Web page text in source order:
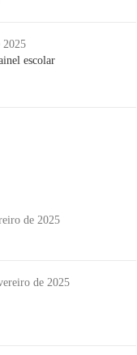
2025
escolar
de 2025
de 2025